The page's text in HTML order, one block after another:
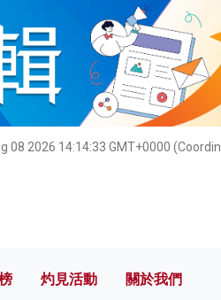
08 2026 14:14:35 GMT+0000
家榜 灼見活動 關於我們
灼見活動 關於我們